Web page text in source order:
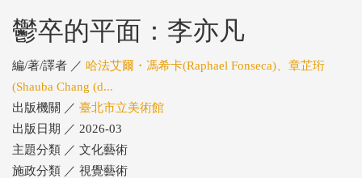
鬱卒的平面：李亦凡
編/著/譯者 ／ 哈法艾爾・馮希卡(Raphael Fonseca)、章芷珩
(Shauba Chang (d...
出版機關 ／ 臺北市立美術館
出版日期 ／ 2026-03
主題分類 ／ 文化藝術
施政分類 ／ 視覺藝術